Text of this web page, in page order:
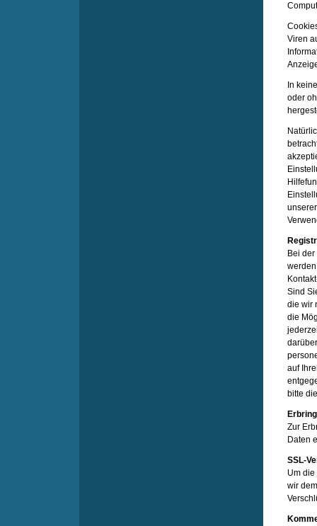
Viren
In
oder
Bei
Sind
die wir
die
auf
bitte
Zur
Daten
SSL-
Um
wir